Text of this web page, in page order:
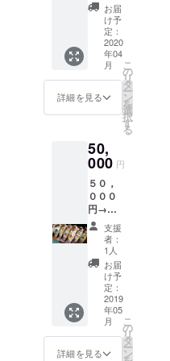
前を掲
載させ
ていた
だきま
す。 ※
ご支援
をお申
込みい
欄」に
ご希望
のお名
前をご
記入く
ださ
い。
中旬予
定】娘
が1歳に
なった
よ！一
升餅背
負って
歩くか
な？イ
ベント
待☆ み
んなで
餅つき
大会を
して、
つきた
てのお
餅を食
べま
しょ
～！
お届
け予
定：
2020
年04
月
詳細を見る
こ
の
リ
タ
ー
ン
を
選
択
す
る
50,
000 円
５０，
０００
円→２
０１９
年５月
２４日
（金）
・２５
（土）
・２６
（日）
のいず
支援
者：
1人
お届
け予
定：
2019
年05
月
詳細を見る
こ
の
リ
タ
ー
ン